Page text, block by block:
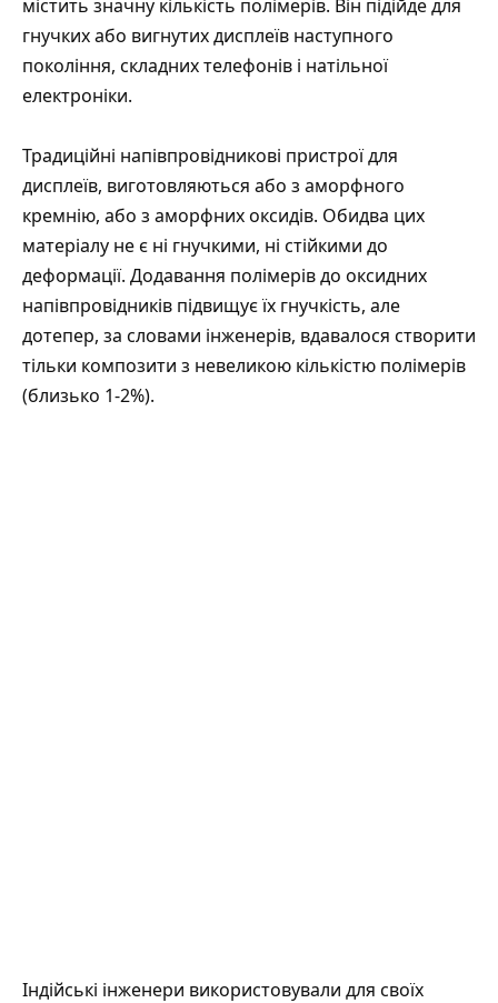
містить значну кількість полімерів. Він підійде для
гнучких або вигнутих дисплеїв наступного
покоління, складних телефонів і натільної
електроніки.
Традиційні напівпровідникові пристрої для
дисплеїв, виготовляються або з аморфного
кремнію, або з аморфних оксидів. Обидва цих
матеріалу не є ні гнучкими, ні стійкими до
деформації. Додавання полімерів до оксидних
напівпровідників підвищує їх гнучкість, але
дотепер, за словами інженерів, вдавалося створити
тільки композити з невеликою кількістю полімерів
(близько 1-2%).
Індійські інженери використовували для своїх